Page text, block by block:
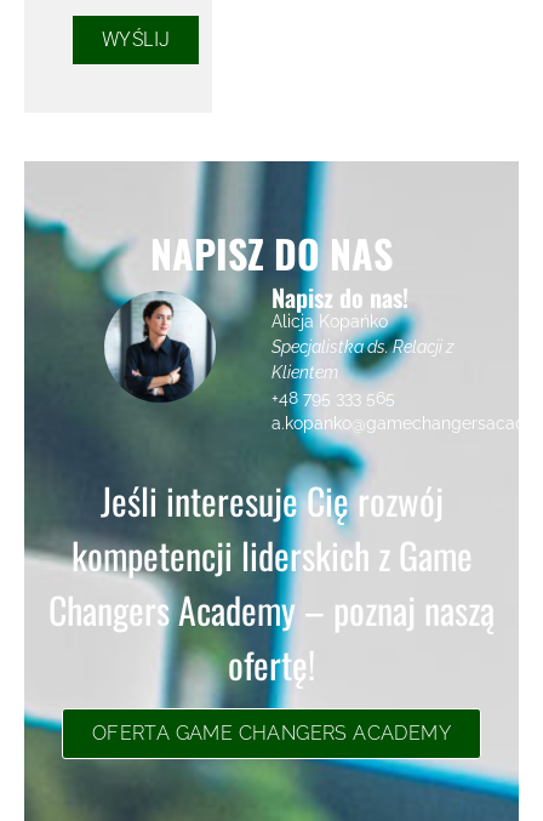
WYŚLIJ
NAPISZ DO NAS
Napisz do nas!
Alicja Kopańko
Specjalistka ds. Relacji z
Klientem
+48 795 333 565
Jeśli interesuje Cię rozwój
kompetencji liderskich z Game
Changers Academy – poznaj naszą
ofertę!
OFERTA GAME CHANGERS ACADEMY